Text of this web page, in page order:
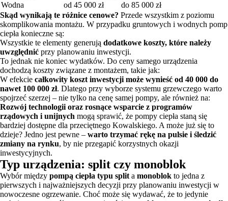
Wodna
od 45 000 zł
do 85 000 zł
Skąd wynikają te różnice cenowe? Przede wszystkim z poziomu
skomplikowania montażu. W przypadku gruntowych i wodnych pomp
ciepła konieczne są:
Wszystkie te elementy generują dodatkowe koszty, które należy
uwzględnić przy planowaniu inwestycji.
To jednak nie koniec wydatków. Do ceny samego urządzenia
dochodzą koszty związane z montażem, takie jak:
W efekcie całkowity koszt inwestycji może wynieść od 40 000 do
nawet 100 000 zł. Dlatego przy wyborze systemu grzewczego warto
spojrzeć szerzej – nie tylko na cenę samej pompy, ale również na:
Rozwój technologii oraz rosnące wsparcie z programów
rządowych i unijnych mogą sprawić, że pompy ciepła staną się
bardziej dostępne dla przeciętnego Kowalskiego. A może już się to
dzieje? Jedno jest pewne – warto trzymać rękę na pulsie i śledzić
zmiany na rynku, by nie przegapić korzystnych okazji
inwestycyjnych.
Typ urządzenia: split czy monoblok
Wybór między pompą ciepła typu split a monoblok to jedna z
pierwszych i najważniejszych decyzji przy planowaniu inwestycji w
nowoczesne ogrzewanie. Choć może się wydawać, że to jedynie